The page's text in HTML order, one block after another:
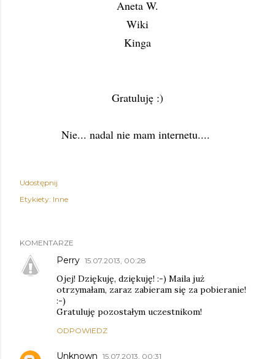
Aneta W.
Wiki
Kinga
Gratuluję :)
Nie... nadal nie mam internetu....
Udostępnij
Etykiety: Inne
KOMENTARZE
Perry 15.07.2013, 00:28
Ojej! Dziękuję, dziękuję! :-) Maila już
otrzymałam, zaraz zabieram się za pobieranie!
:-)
Gratuluję pozostałym uczestnikom!
ODPOWIEDZ
Unknown 15.07.2013, 00:31